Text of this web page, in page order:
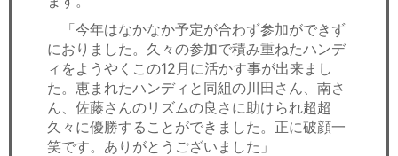
「今年はなかなか予定が合わず参加ができず
におりました。久々の参加で積み重ねたハンデ
ィをようやくこの12月に活かす事が出来まし
た。恵まれたハンディと同組の川田さん、南さ
ん、佐藤さんのリズムの良さに助けられ超超
久々に優勝することができました。正に破顔一
笑です。ありがとうございました」